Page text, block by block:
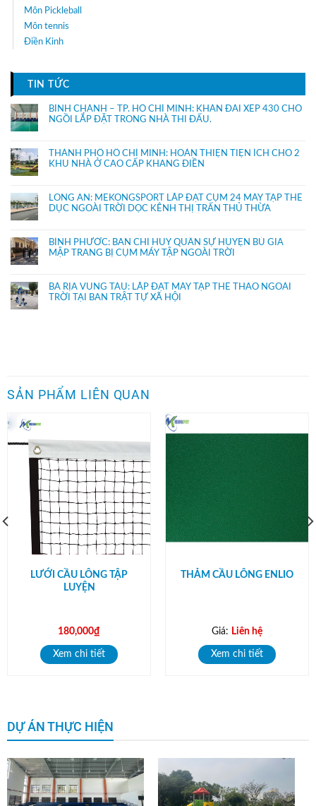
Môn Pickleball
Môn tennis
Điền Kinh
TIN TỨC
BÌNH CHÁNH – TP. HỒ CHÍ MINH: KHÁN ĐÀI XẾP 430 CHỔ
NGỒI LẮP ĐẶT TRONG NHÀ THI ĐẤU.
THÀNH PHỐ HỒ CHÍ MINH: HOÀN THIỆN TIỆN ÍCH CHO 2
KHU NHÀ Ở CAO CẤP KHANG ĐIỀN
LONG AN: MEKONGSPORT LẮP ĐẶT CỤM 24 MÁY TẬP THỂ
DỤC NGOÀI TRỜI DỌC KÊNH THỊ TRẤN THỦ THỪA
BÌNH PHƯỚC: BAN CHỈ HUY QUÂN SỰ HUYỆN BÙ GIA
MẬP TRANG BỊ CỤM MÁY TẬP NGOÀI TRỜI
BÀ RỊA VŨNG TÀU: LẮP ĐẶT MÁY TẬP THỂ THAO NGOÀI
TRỜI TẠI BAN TRẬT TỰ XÃ HỘI
SẢN PHẨM LIÊN QUAN
LƯỚI CẦU LÔNG TẬP
LUYỆN
180,000₫
Xem chi tiết
THẢM CẦU LÔNG ENLIO
Giá: Liên hệ
Xem chi tiết
DỰ ÁN THỰC HIỆN